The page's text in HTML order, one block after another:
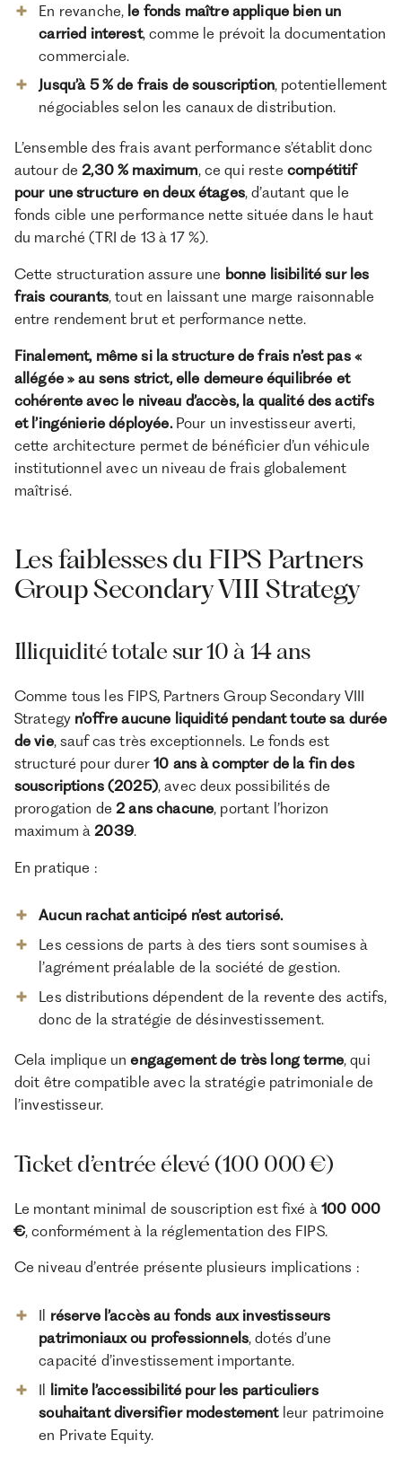
En revanche, le fonds maître applique bien un
carried interest, comme le prévoit la documentation
commerciale.
Jusqu’à 5 % de frais de souscription, potentiellement
négociables selon les canaux de distribution.
L’ensemble des frais avant performance s’établit donc
autour de2,30 % maximum, ce qui reste compétitif
pour une structure en deux étages, d’autant que le
fonds cible une performance nette située dans le haut
du marché (TRI de 13 à 17 %).
Cette structuration assure une bonne lisibilité sur les
frais courants, tout en laissant une marge raisonnable
entre rendement brut et performance nette.
Finalement, même si la structure de frais n’est pas «
allégée » au sens strict, elle demeure équilibrée et
cohérente avec le niveau d’accès, la qualité des actifs
et l’ingénierie déployée.Pour un investisseur averti,
cette architecture permet de bénéficier d’un véhicule
institutionnel avec un niveau de frais globalement
maîtrisé.
Les faiblesses du FIPS Partners
Group Secondary VIII Strategy
Illiquidité totale sur 10 à 14 ans
Comme tous les FIPS, Partners Group Secondary VIII
Strategy n’offre aucune liquidité pendant toute sa durée
de vie, sauf cas très exceptionnels. Le fonds est
structuré pour durer10 ans à compter de la fin des
souscriptions (2025), avec deux possibilités de
prorogation de 2 ans chacune, portant l’horizon
maximum à 2039.
En pratique :
Aucun rachat anticipé n’est autorisé.
Les cessions de parts à des tiers sont soumises à
l’agrément préalable de la société de gestion.
Les distributions dépendent de la revente des actifs,
donc de la stratégie de désinvestissement.
Cela implique unengagement de très long terme, qui
doit être compatible avec la stratégie patrimoniale de
l’investisseur.
Ticket d’entrée élevé (100 000 €)
Le montant minimal de souscription est fixé à 100 000
€, conformément à la réglementation des FIPS.
Ce niveau d’entrée présente plusieurs implications :
Il réserve l’accès au fonds aux investisseurs
patrimoniaux ou professionnels, dotés d’une
capacité d’investissement importante.
Il
limite l’accessibilité pour les particuliers
souhaitant diversifier modestementleur patrimoine
en Private Equity.